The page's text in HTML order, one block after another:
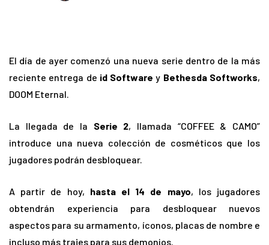
El día de ayer comenzó una nueva serie dentro de la más
reciente entrega de id Software y Bethesda Softworks,
DOOM Eternal.
La llegada de la Serie 2, llamada “COFFEE & CAMO”
introduce una nueva colección de cosméticos que los
jugadores podrán desbloquear.
A partir de hoy, hasta el 14 de mayo, los jugadores
obtendrán experiencia para desbloquear nuevos
aspectos para su armamento, íconos, placas de nombre e
incluso más trajes para sus demonios.